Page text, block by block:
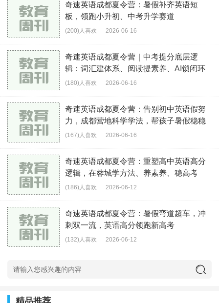
奇速英语成都夏令营：暑假补齐英语短
板，领跑小升初、中考升学赛道
(200)人喜欢 2026-06-16
奇速英语成都夏令营｜中考提分底层逻
辑：词汇建体系、阅读提素养、AI锁闭环
(180)人喜欢 2026-06-16
奇速英语成都夏令营：告别初中英语假努
力，成都营地科学学法，帮孩子暑假稳稳
逆袭
(167)人喜欢 2026-06-16
奇速英语成都夏令营：重塑高中英语高分
逻辑，在蓉城学方法、养素养、稳高考
(186)人喜欢 2026-06-12
奇速英语成都夏令营：暑假弯道超车，冲
刺双一流，英语高分领跑新高考
(132)人喜欢 2026-06-12
精品推荐